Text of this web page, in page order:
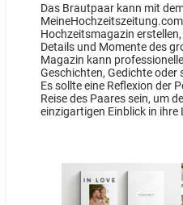
Das Brautpaar kann mit
Hochzeitsmagazin
Details und Momente des
Magazin kann
Geschichten, Gedichte
Es sollte eine Reflexion der
Reise des Paares sein, um
einzigartigen Einblick in ihre